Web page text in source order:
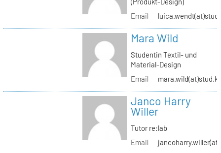
Email
Mara Wild
Studentin Textil- und
Material-Design
Email
Janco Harry
Willer
Tutor re:lab
Email